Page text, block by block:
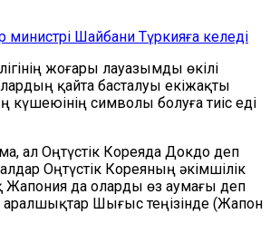
министрі Шайбани Түркияға келеді
жоғары лауазымды өкілі
қайта басталуы екіжақты
символы болуға тиіс еді
ал Оңтүстік Кореяда Докдо деп
Оңтүстік Кореяның әкімшілік
Жапония да оларды өз аумағы деп
Шығыс теңізінде (Жапон